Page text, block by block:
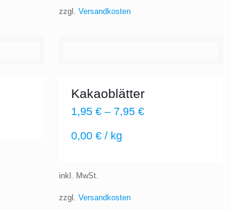
zzgl. Versandkosten
Kakaoblätter
1,95 €– 7,95 €
0,00 €/ kg
inkl. MwSt.
zzgl. Versandkosten